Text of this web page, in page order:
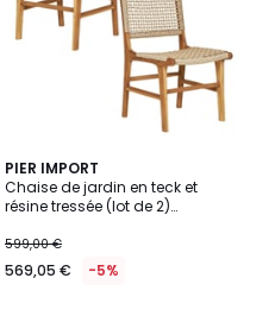
PIER IMPORT
Chaise de jardin en teck et
résine tressée (lot de 2)
599,00 €
569,05 € -5%